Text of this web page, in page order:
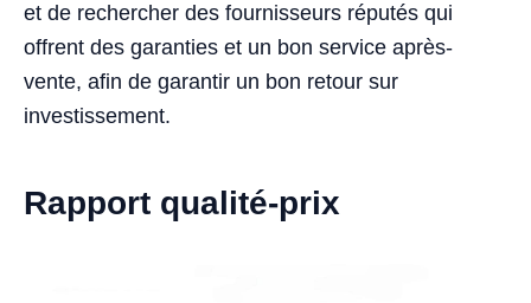
et de rechercher des fournisseurs réputés qui
offrent des garanties et un bon service après-
vente, afin de garantir un bon retour sur
investissement.
Rapport qualité-prix